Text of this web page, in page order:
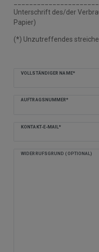
Unterschrift des/der
Papier)
(*) Unzutreffendes
VOLLSTÄNDIGER NAME*
AUFTRAGSNUMMER*
KONTAKT-E-MAIL*
WIDERRUFSGRUND (OPTIONAL)